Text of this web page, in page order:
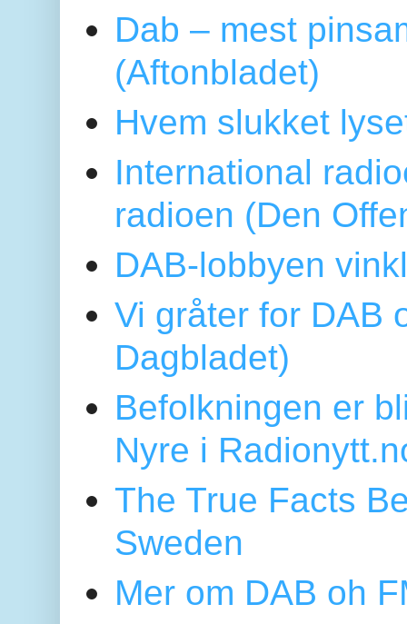
Dab – mest
(Aftonbladet)
Hvem slukket
International
radioen (Den
DAB-lobbyen
Vi gråter for DAB
Dagbladet)
Befolkningen er
Nyre i
The True Facts
Sweden
Mer om DAB oh